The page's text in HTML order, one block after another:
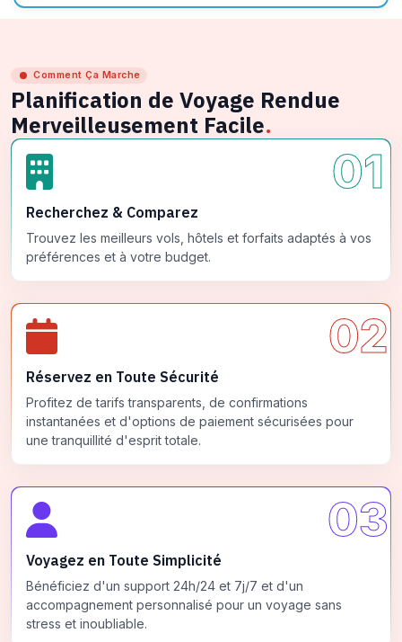
Comment Ça Marche
Planification de Voyage Rendue
Merveilleusement Facile.
01
Recherchez & Comparez
Trouvez les meilleurs vols, hôtels et forfaits adaptés à vos
préférences et à votre budget.
02
Réservez en Toute Sécurité
Profitez de tarifs transparents, de confirmations
instantanées et d'options de paiement sécurisées pour
une tranquillité d'esprit totale.
03
Voyagez en Toute Simplicité
Bénéficiez d'un support 24h/24 et 7j/7 et d'un
accompagnement personnalisé pour un voyage sans
stress et inoubliable.